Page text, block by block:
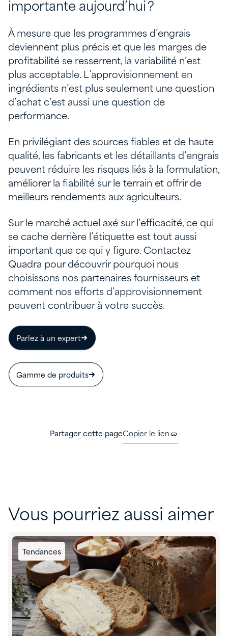
importante aujourd’hui ?
À mesure que les programmes d’engrais
deviennent plus précis et que les marges de
profitabilité se resserrent, la variabilité n’est
plus acceptable. L’approvisionnement en
ingrédients n’est plus seulement une question
d’achat c’est aussi une question de
performance.
En privilégiant des sources fiables et de haute
qualité, les fabricants et les détaillants d’engrais
peuvent réduire les risques liés à la formulation,
améliorer la fiabilité sur le terrain et offrir de
meilleurs rendements aux agriculteurs.
Sur le marché actuel axé sur l’efficacité, ce qui
se cache derrière l’étiquette est tout aussi
important que ce qui y figure. Contactez
Quadra pour découvrir pourquoi nous
choisissons nos partenaires fournisseurs et
comment nos efforts d’approvisionnement
peuvent contribuer à votre succès.
Parlez à un expert
Gamme de produits
Partager cette pageCopier le lien
Vous pourriez aussi aimer
Tendances